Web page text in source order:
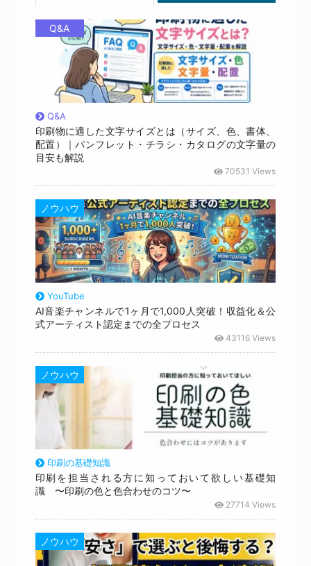
Q&A
Q&A
印刷物に適した文字サイズとは（サイズ、色、書体、
配置）｜パンフレット・チラシ・カタログの文字量の
目安も解説
70531 Views
ノウハウ
YouTube
AI音楽チャンネルで1ヶ月で1,000人突破！収益化＆公
式アーティスト認定までの全プロセス
43116 Views
ノウハウ
印刷の基礎知識
印刷を担当される方に知っておいて欲しい基礎知
識 〜印刷の色と色合わせのコツ〜
27714 Views
ノウハウ